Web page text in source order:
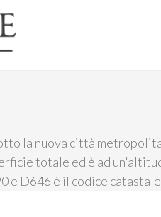
la nuova città
totale ed è ad
e D646 è il codice